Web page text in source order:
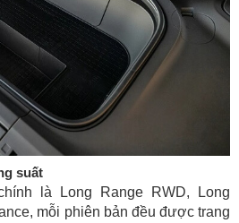
suất
là Long Range RWD, Long
mỗi phiên bản đều được trang